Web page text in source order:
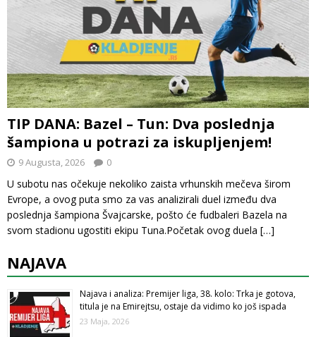
TIP DANA: Bazel – Tun: Dva poslednja
šampiona u potrazi za iskupljenjem!
9 Augusta, 2026 0
U subotu nas očekuje nekoliko zaista vrhunskih mečeva širom
Evrope, a ovog puta smo za vas analizirali duel između dva
poslednja šampiona Švajcarske, pošto će fudbaleri Bazela na
svom stadionu ugostiti ekipu Tuna.Početak ovog duela […]
NAJAVA
Najava i analiza: Premijer liga, 38. kolo: Trka je gotova,
titula je na Emirejtsu, ostaje da vidimo ko još ispada
23 Maja, 2026